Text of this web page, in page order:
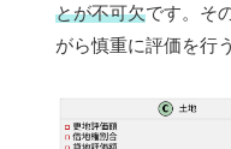
とが不可欠です。そ
がら慎重に評価を行